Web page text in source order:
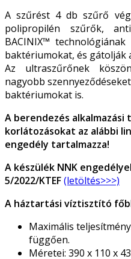
A szűrést 4 db szűrő
polipropilén szűrők,
BACINIX™
baktériumokat, és gátolják
Az ultraszűrőnek
nagyobb
baktériumokat is.
A berendezés
korlátozásokat az alábbi
engedély tartalmazza!
A készülék NNK
5/2022/KTEF(letöltés>>>)
A háztartási víztisztító
Maximális
függően.
Méretei: 390 x 110 x